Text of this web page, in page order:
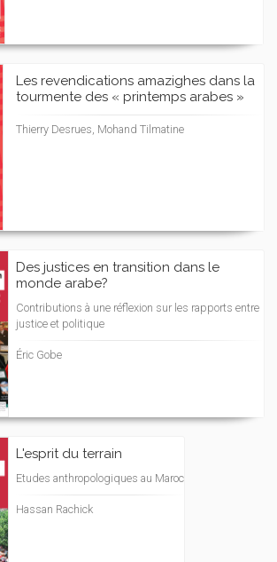
Les revendications amazighes dans la
tourmente des « printemps arabes »
Thierry Desrues, Mohand Tilmatine
Des justices en transition dans le
monde arabe?
Contributions à une réflexion sur les rapports entre
justice et politique
Éric Gobe
L'esprit du terrain
Etudes anthropologiques au Maroc
Hassan Rachick